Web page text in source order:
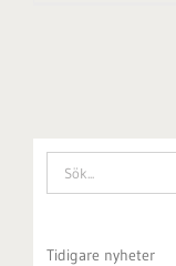
Sök
efter:
Tidigare nyheter